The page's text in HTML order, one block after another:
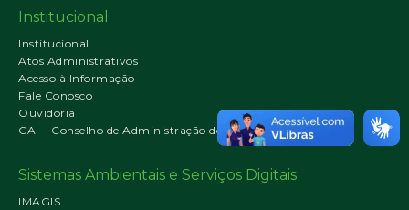
Institucional
Institucional
Atos Administrativos
Acesso à Informação
Fale Conosco
Ouvidoria
CAI – Conselho de Administração do IMA
Sistemas Ambientais e Serviços Digitais
IMAGIS